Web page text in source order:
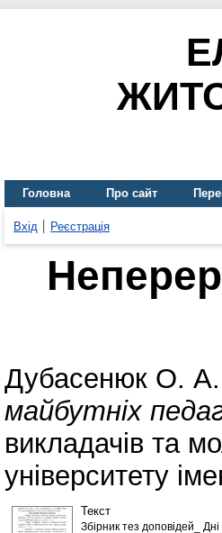
Головна Про сайт
Вхід Реєстрація
Дубасенюк О. А.
майбутніх
викладачів та
університету
Текст
Збірник тез доповідей_